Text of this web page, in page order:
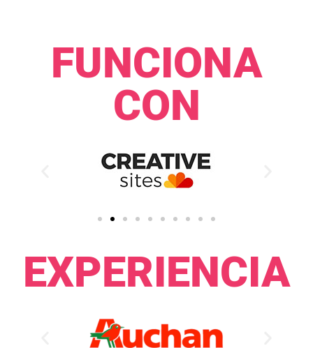
FUNCIONA
CON​​
EXPERIENCIA​